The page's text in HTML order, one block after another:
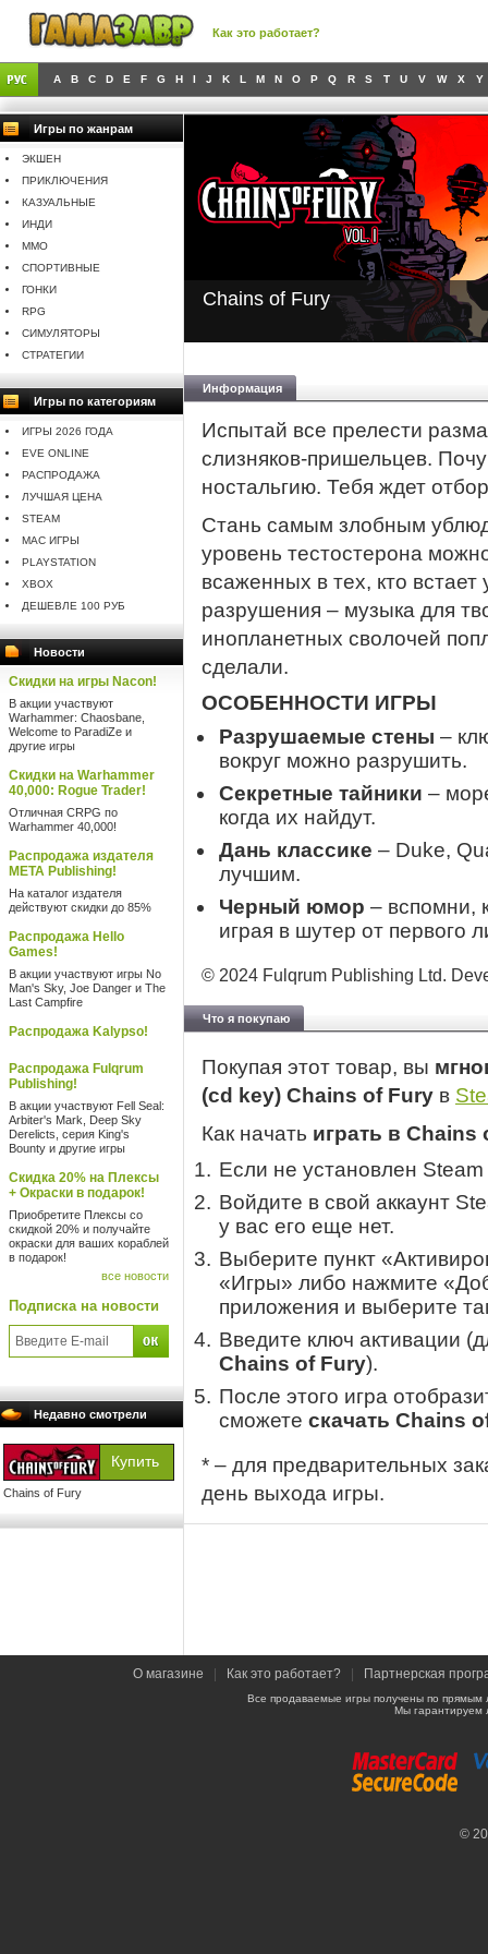
Как это работает?
A B C D E F G H I J K L M N O P Q R S T U V W X Y
Игры по жанрам
ЭКШЕН
ПРИКЛЮЧЕНИЯ
КАЗУАЛЬНЫЕ
ИНДИ
MMO
СПОРТИВНЫЕ
ГОНКИ
RPG
СИМУЛЯТОРЫ
СТРАТЕГИИ
Игры по категориям
ИГРЫ 2026 ГОДА
EVE ONLINE
РАСПРОДАЖА
ЛУЧШАЯ ЦЕНА
STEAM
MAC ИГРЫ
PLAYSTATION
XBOX
ДЕШЕВЛЕ 100 РУБ
Новости
Скидки на игры Nacon!
В акции участвуют
Warhammer: Chaosbane,
Welcome to ParadiZe и
другие игры
Скидки на Warhammer
40,000: Rogue Trader!
Отличная CRPG по
Warhammer 40,000!
Распродажа издателя
META Publishing!
На каталог издателя
действуют скидки до 85%
Распродажа Hello
Games!
В акции участвуют игры No
Man's Sky, Joe Danger и The
Last Campfire
Распродажа Kalypso!
Распродажа Fulqrum
Publishing!
В акции участвуют Fell Seal:
Arbiter's Mark, Deep Sky
Derelicts, серия King's
Bounty и другие игры
Скидка 20% на Плексы
+ Окраски в подарок!
Приобретите Плексы со
скидкой 20% и получайте
окраски для ваших кораблей
в подарок!
все новости
Подписка на новости
Недавно смотрели
Chains of Fury
Chains of Fury
Информация
Испытай все прелести
слизняков-пришельцев.
ностальгию. Тебя ждет
Стань самым злобным
уровень тестостерона
всаженных в тех, кто встает
разрушения – музыка для
инопланетных сволочей
сделали.
ОСОБЕННОСТИ ИГРЫ
Разрушаемые стены –
вокруг можно разрушить.
Секретные тайники –
когда их найдут.
Дань классике – Duke,
лучшим.
Черный юмор – вспомни,
играя в шутер от первого
© 2024 Fulqrum Publishing Ltd.
Что я покупаю
Покупая этот товар, вы
(cd key) Chains of Fury в
Как начать играть в Chains
Если не установлен
Войдите в свой аккаунт
у вас его еще нет.
Выберите пункт
«Игры» либо нажмите
приложения и выберите
Введите ключ активации
Chains of Fury).
После этого игра
сможете скачать Chains
* – для предварительных
день выхода игры.
О магазине Как это работает? Партнерская
Все продаваемые игры получены по
Мы гарантируем
©